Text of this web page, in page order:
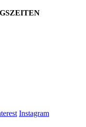
Instagram